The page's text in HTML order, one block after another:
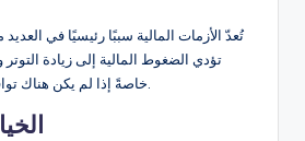
تُعدّ الأزمات المالية سببًا رئيسيًا في
تؤدي الضغوط المالية إلى زيادة التوتر
3.